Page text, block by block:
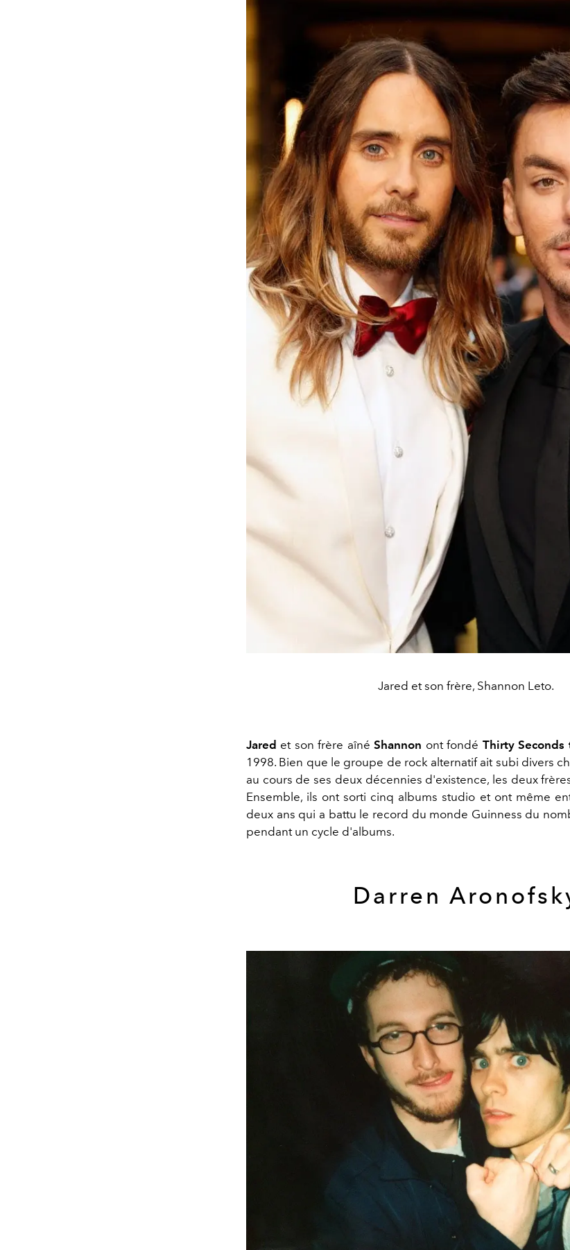
Jared et son frère, Shannon Leto.
Jared et son frère aînéShannon ont fondé Thirty Seconds
1998. Bien que le groupe de rock alternatif ait subi divers
au cours de ses deux décennies d'existence, les deux
Ensemble, ils ont sorti cinq albums studio et ont même
deux ans qui a battu le record du monde Guinness du
pendant un cycle d'albums.
Darren